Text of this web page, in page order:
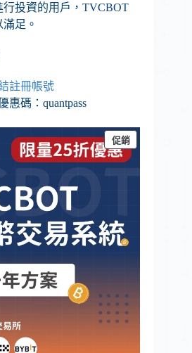
投資的用戶，TVCBOT
足。
註冊帳號
惠碼：quantpass
促銷